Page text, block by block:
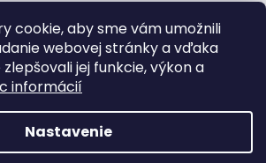
cookie, aby sme vám umožnili
webovej stránky a vďaka
jej funkcie, výkon a
informácií
Nastavenie
Sledovať na Instagrame